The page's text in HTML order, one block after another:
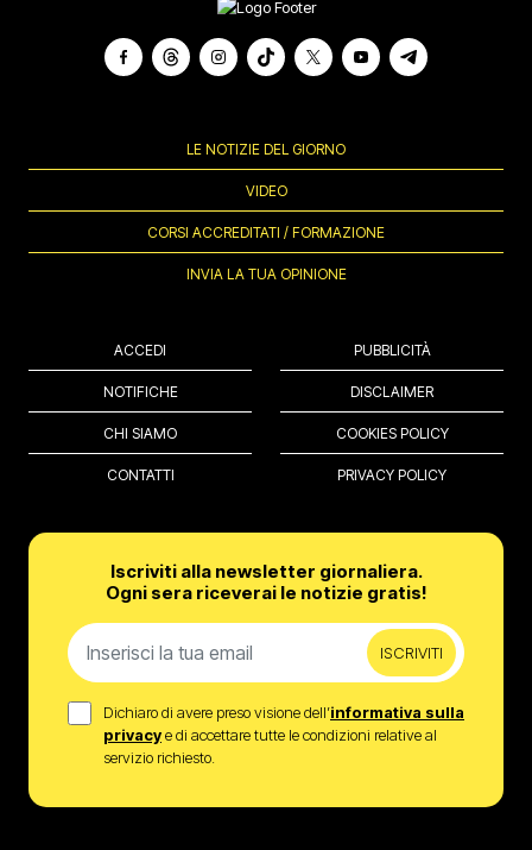
LE NOTIZIE DEL GIORNO
VIDEO
CORSI ACCREDITATI / FORMAZIONE
INVIA LA TUA OPINIONE
ACCEDI
NOTIFICHE
CHI SIAMO
CONTATTI
PUBBLICITÀ
DISCLAIMER
COOKIES POLICY
PRIVACY POLICY
Iscriviti alla newsletter giornaliera.
Ogni sera riceverai le notizie gratis!
ISCRIVITI
Dichiaro di avere preso visione dell’informativa sulla
privacye di accettare tutte le condizioni relative al
servizio richiesto.